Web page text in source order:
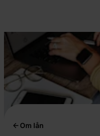
Om lån